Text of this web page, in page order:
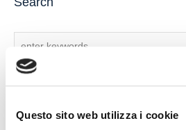
Questo sito web utilizza i cookie
Recent Posts